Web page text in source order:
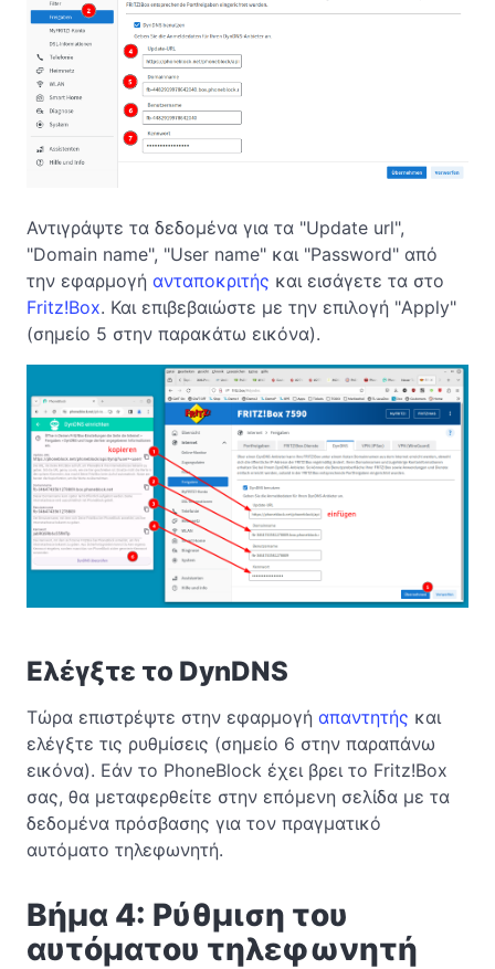
Αντιγράψτε τα δεδομένα για τα "Update url",
"Domain name", "User name" και "Password" από
την εφαρμογή ανταποκριτής και εισάγετε τα στο
Fritz!Box. Και επιβεβαιώστε με την επιλογή "Apply"
(σημείο 5 στην παρακάτω εικόνα).
Ελέγξτε το DynDNS
Τώρα επιστρέψτε στην εφαρμογή απαντητής και
ελέγξτε τις ρυθμίσεις (σημείο 6 στην παραπάνω
εικόνα). Εάν το PhoneBlock έχει βρει το Fritz!Box
σας, θα μεταφερθείτε στην επόμενη σελίδα με τα
δεδομένα πρόσβασης για τον πραγματικό
αυτόματο τηλεφωνητή.
Βήμα 4: Ρύθμιση του
αυτόματου τηλεφωνητή